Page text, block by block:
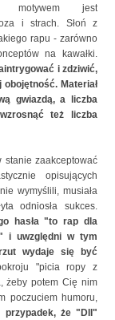
motywem jest
i strach. Słoń z
rapu - zarówno
na kawałki.
i zdziwić,
Materiał
gwiazdą, a liczba
też liczba
stanie zaakceptować
opisujących
wymyślili, musiała
odniosła sukces.
hasła "to rap dla
i uwzględni w tym
wydaje się być
"picia ropy z
żeby potem Cię nim
poczuciem humoru,
przypadek, że "DII"